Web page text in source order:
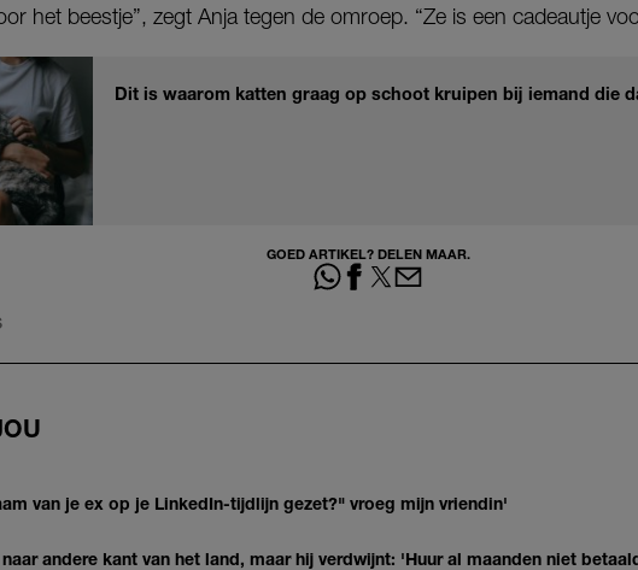
het beestje”, zegt Anja tegen de omroep. “Ze is een cadeautje
Dit is waarom katten graag op schoot kruipen bij iemand die
GOED ARTIKEL? DELEN MAAR.
van je ex op je LinkedIn-tijdlijn gezet?" vroeg mijn vriendin'
andere kant van het land, maar hij verdwijnt: 'Huur al maanden niet